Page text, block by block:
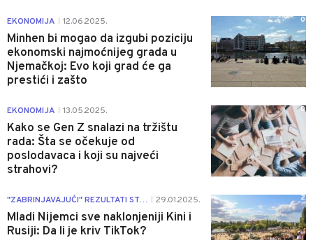
EKONOMIJA 12.06.2025.
Minhen bi mogao da izgubi poziciju
ekonomski najmoćnijeg grada u
Njemačkoj: Evo koji grad će ga
prestići i zašto
0
EKONOMIJA 13.05.2025.
Kako se Gen Z snalazi na tržištu
rada: Šta se očekuje od
poslodavaca i koji su najveći
strahovi?
0
"ZABRINJAVAJUĆI" REZULTATI STUDIJE 29.01.2025.
Mladi Nijemci sve naklonjeniji Kini i
Rusiji: Da li je kriv TikTok?
2